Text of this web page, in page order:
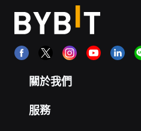
關於我們
服務